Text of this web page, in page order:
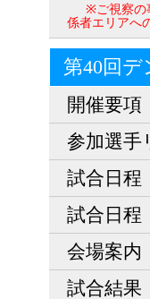
※ご視察の
係者エリアへ
第40回
開催要項
参加選手
試合日程
試合日程
会場案内
試合結果